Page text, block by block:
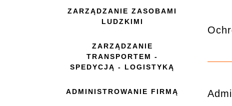
ZARZĄDZANIE ZASOBAMI
LUDZKIMI
ZARZĄDZANIE
TRANSPORTEM -
SPEDYCJĄ - LOGISTYKĄ
ADMINISTROWANIE FIRMĄ